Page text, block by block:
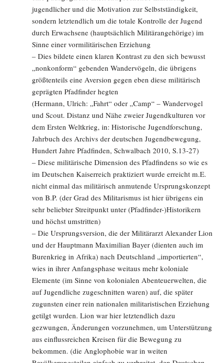
jugendlicher und die Motivation zur Selbstständigkeit,
sondern letztendlich um die totale Kontrolle der Jugend
durch Erwachsene (hauptsächlich Militärangehörige) im
Sinne einer vormilitärischen Erziehung
– Dies bildete einen klaren Kontrast zu den sich bewusst
„nonkonform“ gebenden Wandervögeln, die übrigens
größtenteils eine Aversion gegen eben diese militärisch
geprägten Pfadfinder hegten
(Hermann, Ulrich: „Fahrt“ oder „Camp“ – Wandervogel
und Scout. Distanz und Nähe zweier Jugendkulturen vor
dem Ersten Weltkrieg, in: Historische Jugendforschung,
Jahrbuch des Archivs der deutschen Jugendbewegung,
Hundert Jahre Pfadfinden, Schwalbach 2010, S.13-27)
– Diese militärische Dimension des Pfadfindens so wie es
im Deutschen Kaiserreich praktiziert wurde erreicht m.E.
nicht einmal das militärisch anmutende Ursprungskonzept
von B.P. (der Grad des Militarismus ist hier übrigens ein
sehr beliebter Streitpunkt unter (Pfadfinder-)Historikern
und höchst umstritten)
– Die Ursprungsversion, die der Militärarzt Alexander Lion
und der Hauptmann Maximilian Bayer (dienten auch im
Burenkrieg in Afrika) nach Deutschland „importierten“,
wies in ihrer Anfangsphase weitaus mehr koloniale
Elemente (im Sinne von kolonialen Abenteuerwelten, die
auf Jugendliche zugeschnitten waren) auf, die später
zugunsten einer rein nationalen militaristischen Erziehung
getilgt wurden. Lion war hier letztendlich dazu
gezwungen, Änderungen vorzunehmen, um Unterstützung
aus einflussreichen Kreisen für die Bewegung zu
bekommen. (die Anglophobie war in weiten